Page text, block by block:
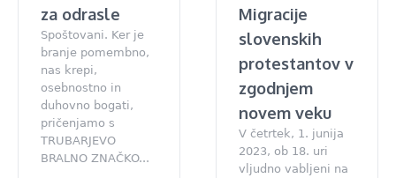
za odrasle
Spoštovani. Ker je
branje pomembno,
nas krepi,
osebnostno in
duhovno bogati,
pričenjamo s
TRUBARJEVO
BRALNO ZNAČKO...
Migracije
slovenskih
protestantov v
zgodnjem
novem veku
V četrtek, 1. junija
2023, ob 18. uri
vljudno vabljeni na